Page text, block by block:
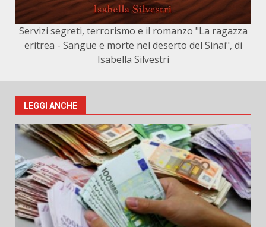
Servizi segreti, terrorismo e il romanzo "La ragazza
eritrea - Sangue e morte nel deserto del Sinai", di
Isabella Silvestri
LEGGI ANCHE